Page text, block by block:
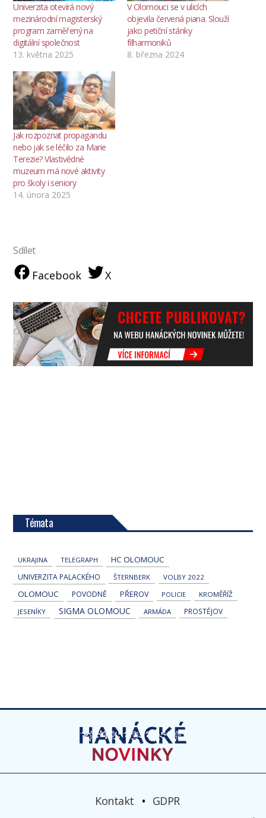
Univerzita otevírá nový
mezinárodní magisterský
program zaměřený na
digitální společnost
13. května 2025
V Olomouci se v ulicích
objevila červená piana. Slouží
jako petiční stánky
filharmoniků
8. března 2024
Jak rozpoznat propagandu
nebo jak se léčilo za Marie
Terezie? Vlastivědné
muzeum má nové aktivity
pro školy i seniory
14. února 2025
Sdílet
Facebook X
Témata
UKRAJINA TELEGRAPH HC OLOMOUC
UNIVERZITA PALACKÉHO ŠTERNBERK VOLBY 2022
OLOMOUC POVODNĚ PŘEROV POLICIE
KROMĚŘÍŽ
JESENÍKY
SIGMA OLOMOUC ARMÁDA PROSTĚJOV
Kontakt
GDPR